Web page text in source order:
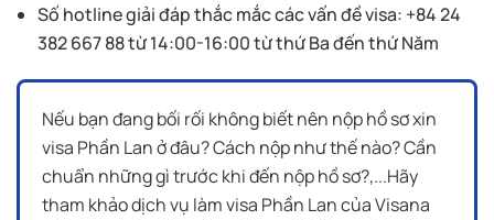
Số hotline giải đáp thắc mắc các vấn đề visa: +84 24
382 667 88 từ 14:00-16:00 từ thứ Ba đến thứ Năm
Nếu bạn đang bối rối không biết nên nộp hồ sơ xin
visa Phần Lan ở đâu? Cách nộp như thế nào? Cần
chuẩn những gì trước khi đến nộp hồ sơ?,...Hãy
tham khảo dịch vụ làm visa Phần Lan của Visana